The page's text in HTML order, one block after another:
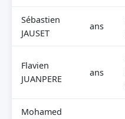
Sébastien
JAUSET
ans
Flavien
JUANPERE
ans
Mohamed